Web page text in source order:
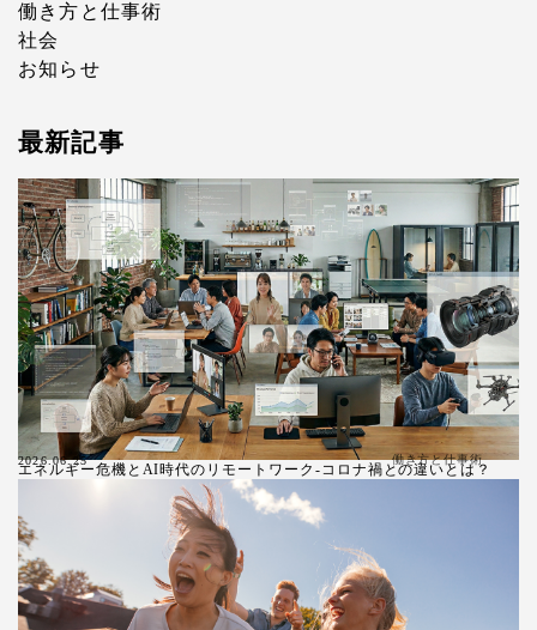
働き方と仕事術
社会
お知らせ
最新記事
エネルギー危機とAI時代のリモートワーク-コロナ禍との違いとは？
2026.06.25 働き方と仕事術